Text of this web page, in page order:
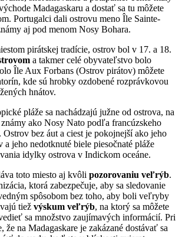
Madagaskaru a dostať sa tu môžete
Portugalci dali ostrovu meno Île Sainte-
aj pod menom Nosy Bohara.
pirátskej tradície, ostrov bol v 17. a 18.
a takmer celé obyvateľstvo bolo
Île Aux Forbans (Ostrov pirátov) môžete
kde sú hrobky ozdobené rozprávkovou
hnátov.
pláže sa nachádzajú južne od ostrova, na
ako Nosy Nato podľa francúzskeho
bez áut a ciest je pokojnejší ako jeho
a jeho nedotknuté biele piesočnaté pláže
idylky ostrova v Indickom oceáne.
toto miesto aj kvôli pozorovaniu veľrýb.
ktorá zabezpečuje, aby sa sledovanie
spôsobom bez toho, aby boli veľryby
tiež výskum veľrýb, na ktorý sa môžete
sa množstvo zaujímavých informácií. Pri
že na Madagaskare je zakázané dostávať sa